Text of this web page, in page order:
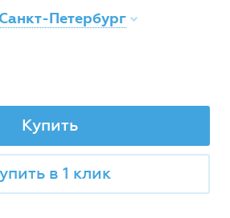
Петербург
Купить
в 1 клик